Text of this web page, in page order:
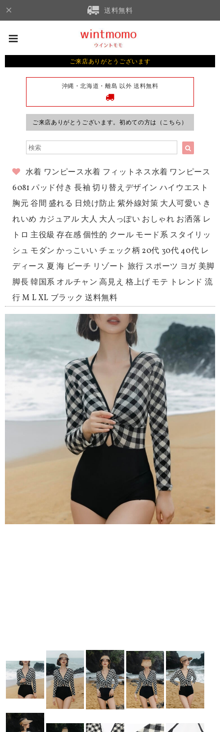
送料無料
ご来店ありがとうございます
沖縄・北海道・離島 以外 送料無料
ご来店ありがとうございます。初めての方は（こちら）
水着 ワンピース水着 フィットネス水着 ワンピース
6081 パッド付き 長袖 切り替えデザイン ハイウエスト
胸元 谷間 盛れる 日焼け防止 紫外線対策 大人可愛い き
れいめ カジュアル 大人 大人っぽい おしゃれ お洒落 レ
トロ 主役級 存在感 個性的 クール モード系 スタイリッ
シュ モダン かっこいい チェック柄 20代 30代 40代 レ
ディース 夏 海 ビーチ リゾート 旅行 スポーツ ヨガ 美脚
脚長 韓国系 オルチャン 高見え 格上げ モテ トレンド 流
行 M L XL ブラック 送料無料